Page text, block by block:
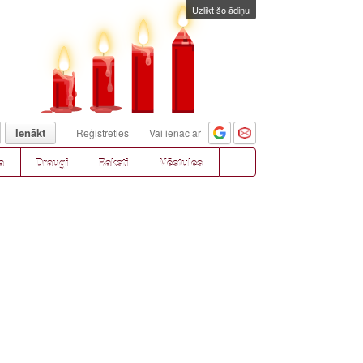
Uzlikt šo ādiņu
Ienākt Reģistrēties Vai ienāc ar
Draugi Raksti Vēstules